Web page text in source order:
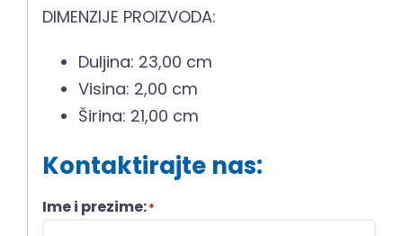
DIMENZIJE PROIZVODA:
Duljina: 23,00 cm
Visina: 2,00 cm
Širina: 21,00 cm
Kontaktirajte nas:
Ime i prezime:*